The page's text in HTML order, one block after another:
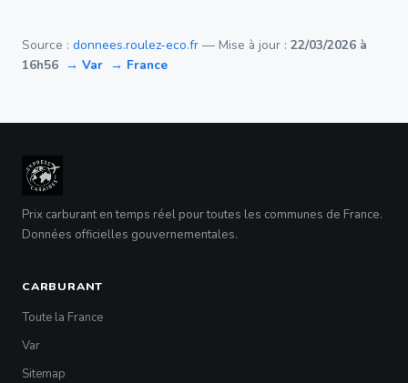
Source : donnees.roulez-eco.fr — Mise à jour : 22/03/2026 à
16h56 → Var → France
Prix carburant en temps réel pour toutes les communes de France.
Données officielles gouvernementales.
CARBURANT
Toute la France
Var
Sitemap